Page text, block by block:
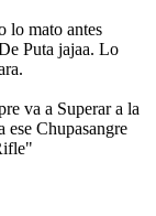
lo mato antes
Puta jajaa. Lo
va a Superar a la
Chupasangre